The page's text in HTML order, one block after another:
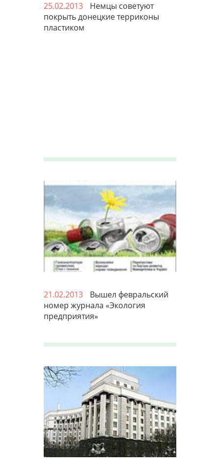
25.02.2013
Немцы советуют
покрыть донецкие терриконы
пластиком
21.02.2013
Вышел февральский
номер журнала «Экология
предприятия»